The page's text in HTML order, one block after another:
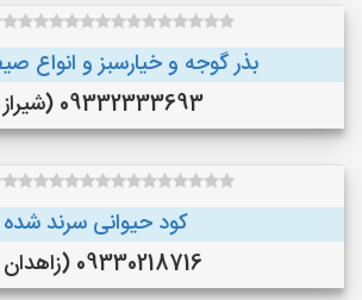
بذر گوجه و خیارسبز و انواع
09332333693 (شیراز )
کود حیوانی سرند شده
09330218716 (زاهدان )